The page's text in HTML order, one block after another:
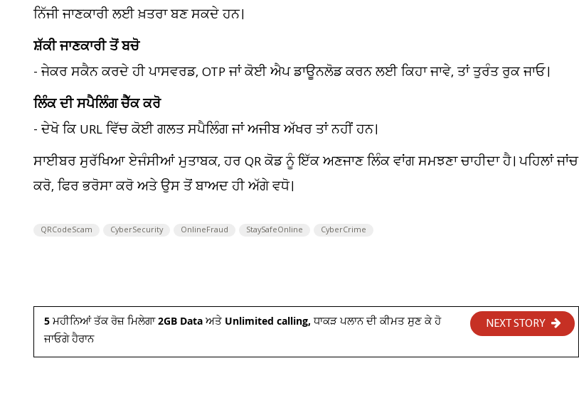
ਨਿੱਜੀ ਜਾਣਕਾਰੀ ਲਈ ਖ਼ਤਰਾ ਬਣ ਸਕਦੇ ਹਨ।
ਸ਼ੱਕੀ ਜਾਣਕਾਰੀ ਤੋਂ ਬਚੋ
- ਜੇਕਰ ਸਕੈਨ ਕਰਦੇ ਹੀ ਪਾਸਵਰਡ, OTP ਜਾਂ ਕੋਈ ਐਪ ਡਾਊਨਲੋਡ ਕਰਨ ਲਈ ਕਿਹਾ ਜਾਵੇ, ਤਾਂ ਤੁਰੰਤ ਰੁਕ ਜਾਓ।
ਲਿੰਕ ਦੀ ਸਪੈਲਿੰਗ ਚੈੱਕ ਕਰੋ
- ਦੇਖੋ ਕਿ URL ਵਿੱਚ ਕੋਈ ਗਲਤ ਸਪੈਲਿੰਗ ਜਾਂ ਅਜੀਬ ਅੱਖਰ ਤਾਂ ਨਹੀਂ ਹਨ।
ਸਾਈਬਰ ਸੁਰੱਖਿਆ ਏਜੰਸੀਆਂ ਮੁਤਾਬਕ, ਹਰ QR ਕੋਡ ਨੂੰ ਇੱਕ ਅਣਜਾਣ ਲਿੰਕ ਵਾਂਗ ਸਮਝਣਾ ਚਾਹੀਦਾ ਹੈ। ਪਹਿਲਾਂ ਜਾਂਚ
ਕਰੋ, ਫਿਰ ਭਰੋਸਾ ਕਰੋ ਅਤੇ ਉਸ ਤੋਂ ਬਾਅਦ ਹੀ ਅੱਗੇ ਵਧੋ।
QRCodeScam CyberSecurity OnlineFraud StaySafeOnline CyberCrime
5 ਮਹੀਨਿਆਂ ਤੱਕ ਰੋਜ਼ ਮਿਲੇਗਾ 2GB Data ਅਤੇ Unlimited calling, ਧਾਕੜ ਪਲਾਨ ਦੀ ਕੀਮਤ ਸੁਣ ਕੇ ਹੋ
ਜਾਓਗੇ ਹੈਰਾਨ
NEXT STORY